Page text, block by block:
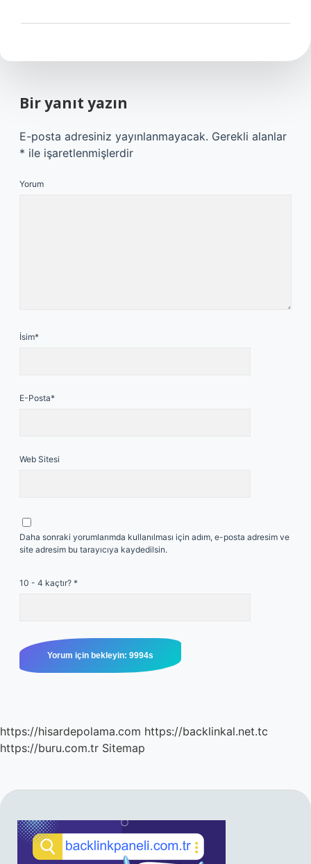
Bir yanıt yazın
E-posta adresiniz yayınlanmayacak. Gerekli alanlar
* ile işaretlenmişlerdir
Yorum
İsim*
E-Posta*
Web Sitesi
Daha sonraki yorumlarımda kullanılması için adım, e-posta adresim ve
site adresim bu tarayıcıya kaydedilsin.
10 - 4 kaçtır? *
https://hisardepolama.com https://backlinkal.net.tc
https://buru.com.tr Sitemap
SIDEBAR